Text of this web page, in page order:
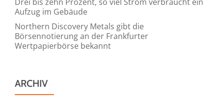
Aufzug im Gebäude
Northern Discovery Metals gibt die
Börsennotierung an der Frankfurter
Wertpapierbörse bekannt
ARCHIV